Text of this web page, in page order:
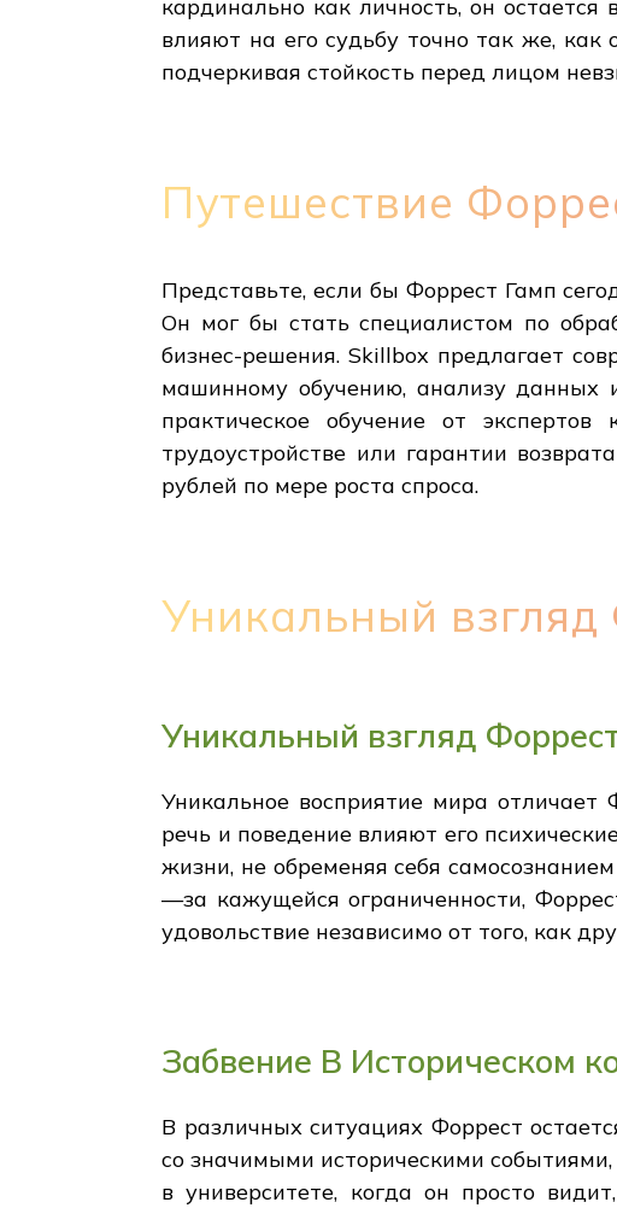
кардинально как личность, он
влияют на его судьбу точно так же, как
подчеркивая стойкость перед лицом
Путешествие
Представьте, если бы Форрест Гамп
Он мог бы стать специалистом по
бизнес-решения. Skillbox предлагает
машинному обучению, анализу
практическое обучение от
трудоустройстве или гарантии
рублей по мере роста спроса.
Уникальный
Уникальный взгляд
Уникальное восприятие мира
речь и поведение влияют его
жизни, не обременяя себя
—за кажущейся ограниченности,
удовольствие независимо от того, как
Забвение В Историческом
В различных ситуациях Форрест
со значимыми историческими
в университете, когда он просто